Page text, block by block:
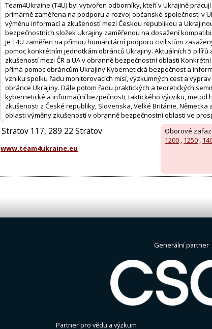
Team4Ukraine (T4U) byl vytvořen odborníky, kteří v Ukrajině
primárně zaměřena na podporu a rozvoj občanské společnosti v
výměnu informací a zkušeností mezi Českou republikou a
bezpečnostních složek Ukrajiny zaměřenou na dosažení
je T4U zaměřen na přímou humanitární podporu civilistům
pomoc konkrétním jednotkám obránců Ukrajiny. Aktuálních 5
zkušeností mezi ČR a UA v obranně bezpečnostní oblasti
přímá pomoc obráncům Ukrajiny Kybernetická bezpečnost a
vzniku spolku řadu monitorovacích misí, výzkumných cest a
obránce Ukrajiny. Dále potom řadu praktických a teoretických
kybernetické a informační bezpečnosti, taktického výcviku, metod
zkušenosti z České republiky, Slovenska, Velké Británie,
oblasti výměny zkušeností v obranně bezpečnostní oblasti ve
Oborové
1200 , 1250 ,
Stratov 117, 289 22 Stratov
www.team4ukraine.eu
Generální partner
Partner pro vědu a výzkum